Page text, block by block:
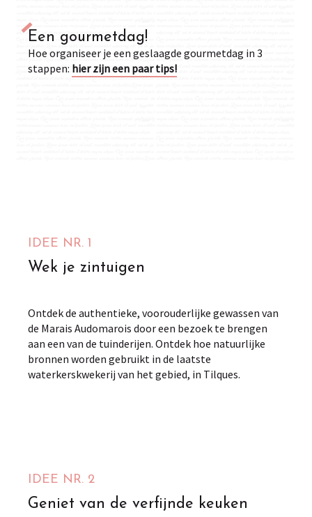
Een gourmetdag!
Hoe organiseer je een geslaagde gourmetdag in 3
stappen: hier zijn een paar tips!
IDEE NR. 1
Wek je zintuigen
Ontdek de authentieke, voorouderlijke gewassen van
de Marais Audomarois door een bezoek te brengen
aan een van de tuinderijen. Ontdek hoe natuurlijke
bronnen worden gebruikt in de laatste
waterkerskwekerij van het gebied, in Tilques.
IDEE NR. 2
Geniet van de verfijnde keuken